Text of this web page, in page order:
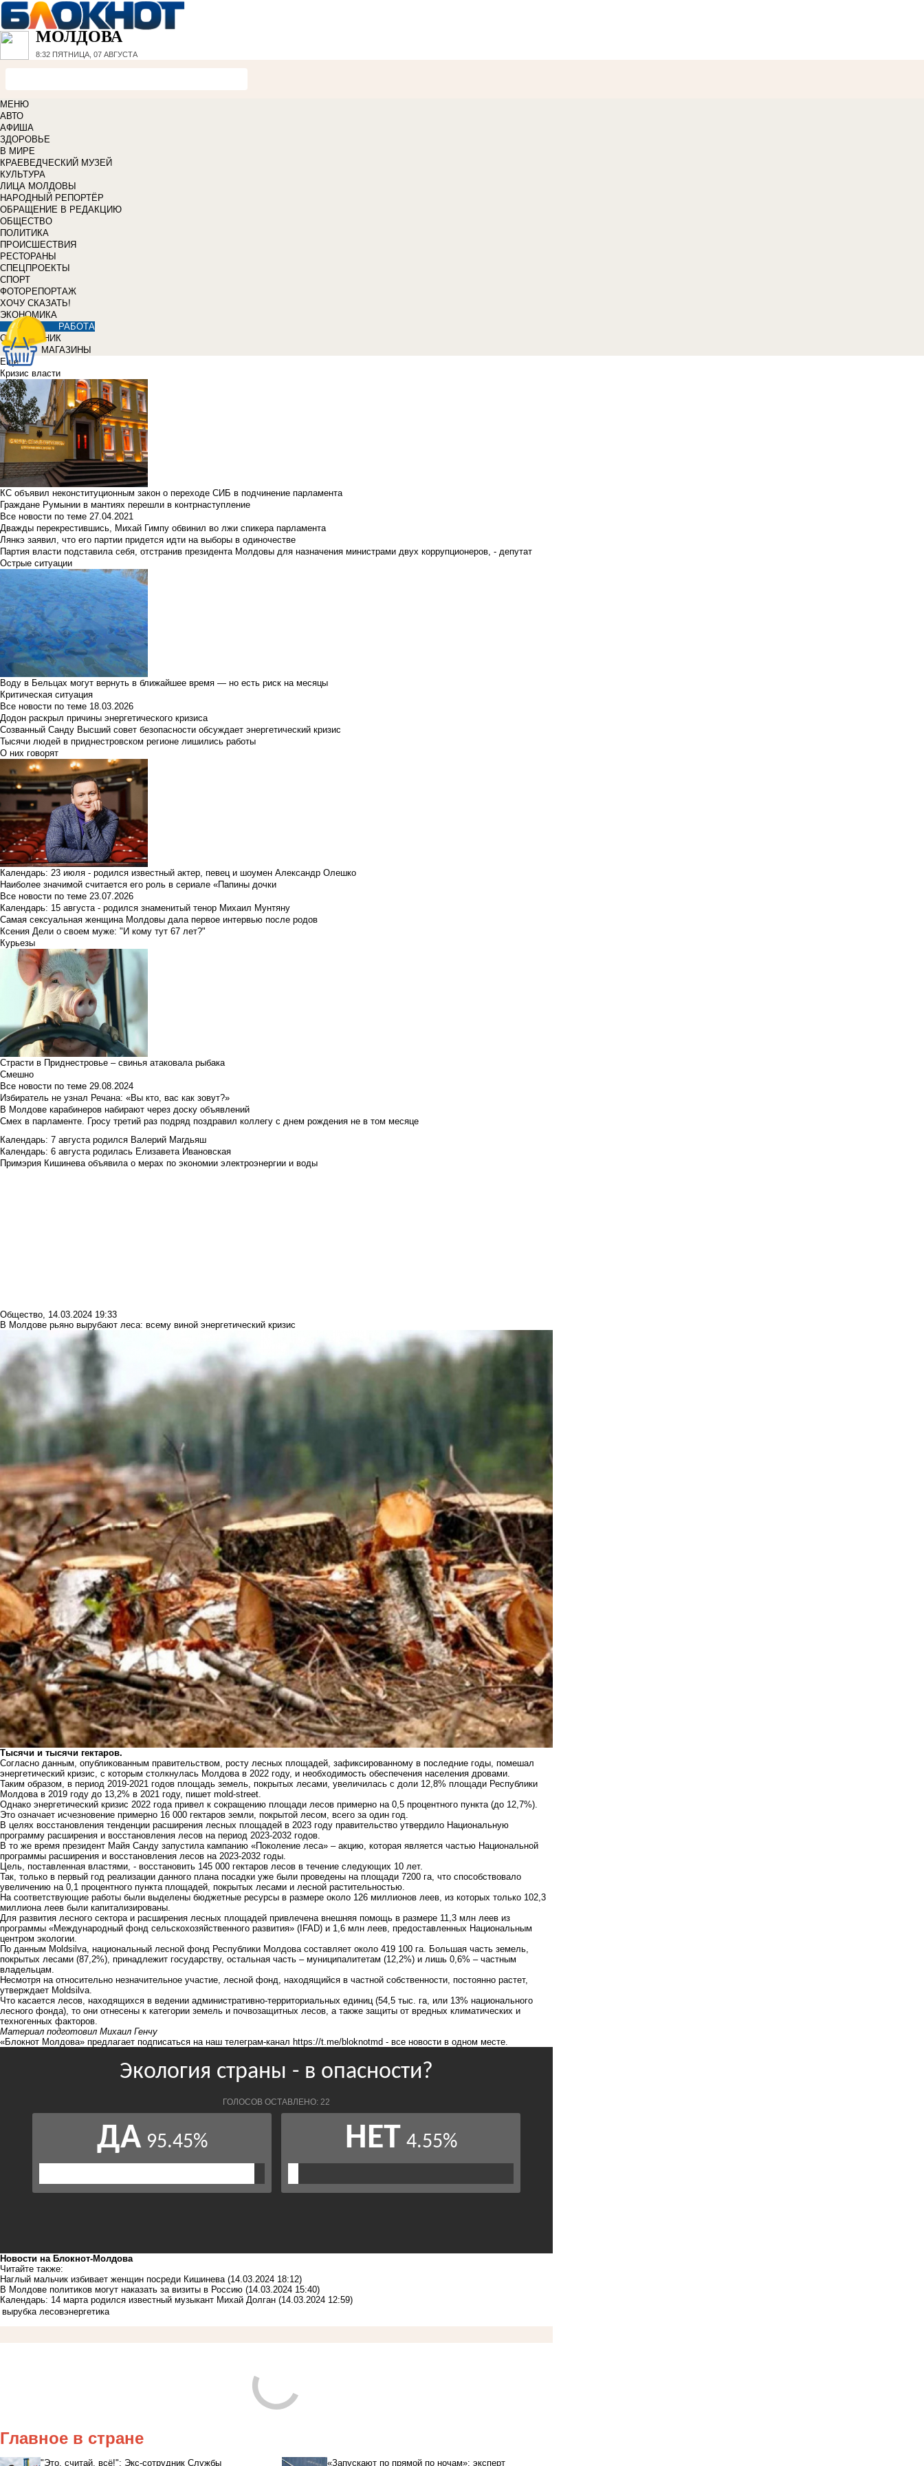
МОЛДОВА
8:32 ПЯТНИЦА, 07 АВГУСТА
МЕНЮ
АВТО
АФИША
ЗДОРОВЬЕ
В МИРЕ
КРАЕВЕДЧЕСКИЙ МУЗЕЙ
КУЛЬТУРА
ЛИЦА МОЛДОВЫ
НАРОДНЫЙ РЕПОРТЁР
ОБРАЩЕНИЕ В РЕДАКЦИЮ
ОБЩЕСТВО
ПОЛИТИКА
ПРОИСШЕСТВИЯ
РЕСТОРАНЫ
СПЕЦПРОЕКТЫ
СПОРТ
ФОТОРЕПОРТАЖ
ХОЧУ СКАЗАТЬ!
ЭКОНОМИКА
РАБОТА
СПРАВОЧНИК
МАГАЗИНЫ
Еще
Кризис власти
КС объявил неконституционным закон о переходе СИБ в подчинение парламента
Граждане Румынии в мантиях перешли в контрнаступление
Все новости по теме 27.04.2021
Дважды перекрестившись, Михай Гимпу обвинил во лжи спикера парламента
Лянкэ заявил, что его партии придется идти на выборы в одиночестве
Партия власти подставила себя, отстранив президента Молдовы для назначения министрами двух коррупционеров, - депутат
Острые ситуации
Воду в Бельцах могут вернуть в ближайшее время — но есть риск на месяцы
Критическая ситуация
Все новости по теме 18.03.2026
Додон раскрыл причины энергетического кризиса
Созванный Санду Высший совет безопасности обсуждает энергетический кризис
Тысячи людей в приднестровском регионе лишились работы
О них говорят
Календарь: 23 июля - родился известный актер, певец и шоумен Александр Олешко
Наиболее значимой считается его роль в сериале «Папины дочки
Все новости по теме 23.07.2026
Календарь: 15 августа - родился знаменитый тенор Михаил Мунтяну
Самая сексуальная женщина Молдовы дала первое интервью после родов
Ксения Дели о своем муже: "И кому тут 67 лет?"
Курьезы
Страсти в Приднестровье – свинья атаковала рыбака
Смешно
Все новости по теме 29.08.2024
Избиратель не узнал Речана: «Вы кто, вас как зовут?»
В Молдове карабинеров набирают через доску объявлений
Смех в парламенте. Гросу третий раз подряд поздравил коллегу с днем рождения не в том месяце
Календарь: 7 августа родился Валерий Магдьяш
Календарь: 6 августа родилась Елизавета Ивановская
Примэрия Кишинева объявила о мерах по экономии электроэнергии и воды
Общество, 14.03.2024 19:33
В Молдове рьяно вырубают леса: всему виной энергетический кризис
Тысячи и тысячи гектаров.
Согласно данным, опубликованным правительством, росту лесных площадей, зафиксированному в последние годы, помешал
энергетический кризис, с которым столкнулась Молдова в 2022 году, и необходимость обеспечения населения дровами.
Таким образом, в период 2019-2021 годов площадь земель, покрытых лесами, увеличилась с доли 12,8% площади Республики
Молдова в 2019 году до 13,2% в 2021 году, пишет mold-street.
Однако энергетический кризис 2022 года привел к сокращению площади лесов примерно на 0,5 процентного пункта (до 12,7%).
Это означает исчезновение примерно 16 000 гектаров земли, покрытой лесом, всего за один год.
В целях восстановления тенденции расширения лесных площадей в 2023 году правительство утвердило Национальную
программу расширения и восстановления лесов на период 2023-2032 годов.
В то же время президент Майя Санду запустила кампанию «Поколение леса» – акцию, которая является частью Национальной
программы расширения и восстановления лесов на 2023-2032 годы.
Цель, поставленная властями, - восстановить 145 000 гектаров лесов в течение следующих 10 лет.
Так, только в первый год реализации данного плана посадки уже были проведены на площади 7200 га, что способствовало
увеличению на 0,1 процентного пункта площадей, покрытых лесами и лесной растительностью.
На соответствующие работы были выделены бюджетные ресурсы в размере около 126 миллионов леев, из которых только 102,3
миллиона леев были капитализированы.
Для развития лесного сектора и расширения лесных площадей привлечена внешняя помощь в размере 11,3 млн леев из
программы «Международный фонд сельскохозяйственного развития» (IFAD) и 1,6 млн леев, предоставленных Национальным
центром экологии.
По данным Moldsilva, национальный лесной фонд Республики Молдова составляет около 419 100 га. Большая часть земель,
покрытых лесами (87,2%), принадлежит государству, остальная часть – муниципалитетам (12,2%) и лишь 0,6% – частным
владельцам.
Несмотря на относительно незначительное участие, лесной фонд, находящийся в частной собственности, постоянно растет,
утверждает Moldsilva.
Что касается лесов, находящихся в ведении административно-территориальных единиц (54,5 тыс. га, или 13% национального
лесного фонда), то они отнесены к категории земель и почвозащитных лесов, а также защиты от вредных климатических и
техногенных факторов.
Материал подготовил Михаил Генчу
«Блокнот Молдова» предлагает подписаться на наш телеграм-канал https://t.me/bloknotmd - все новости в одном месте.
Новости на Блoкнoт-Молдова
Читайте также:
Наглый мальчик избивает женщин посреди Кишинева (14.03.2024 18:12)
В Молдове политиков могут наказать за визиты в Россию (14.03.2024 15:40)
Календарь: 14 марта родился известный музыкант Михай Долган (14.03.2024 12:59)
вырубка лесовэнергетика
Главное в стране
"Это, считай, всё!": Экс-сотрудник Службы «Запускают по прямой по ночам»: эксперт